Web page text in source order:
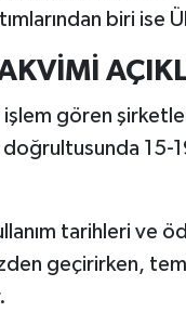
biri ise
gören
15-
tarihleri ve
geçirirken,